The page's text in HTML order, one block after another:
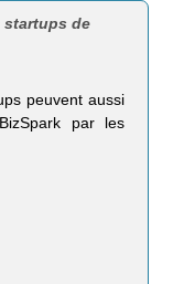
startups de
peuvent aussi
par les